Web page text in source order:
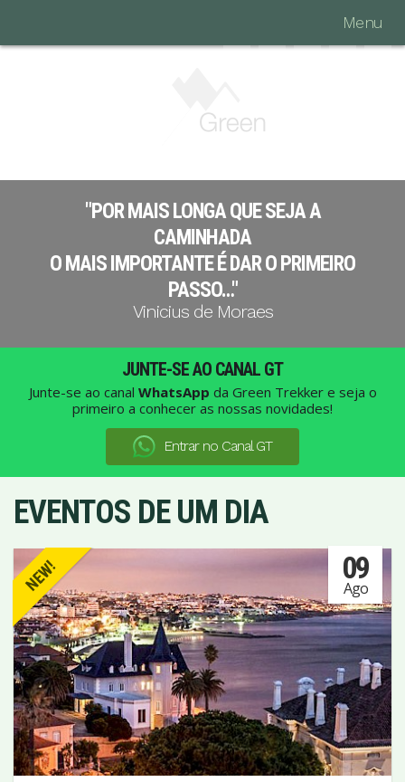
Menu
"POR MAIS LONGA QUE SEJA A
CAMINHADA
O MAIS IMPORTANTE É DAR O PRIMEIRO
PASSO…"
Vinicius de Moraes
JUNTE-SE AO CANAL GT
Junte-se ao canal WhatsApp da Green Trekker e seja o
primeiro a conhecer as nossas novidades!
Entrar no Canal GT
EVENTOS DE UM DIA
NEW! 09
Ago